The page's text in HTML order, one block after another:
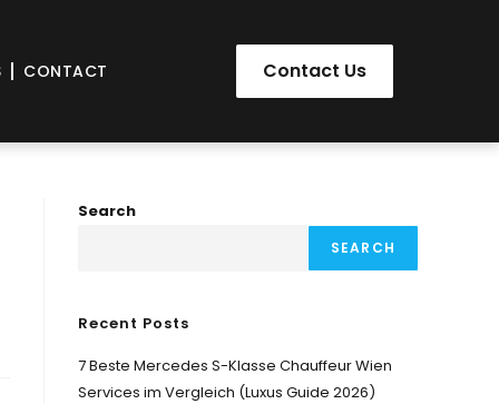
CONTACT Contact Us
Search
SEARCH
Recent Posts
7 Beste Mercedes S-Klasse Chauffeur Wien
Services im Vergleich (Luxus Guide 2026)